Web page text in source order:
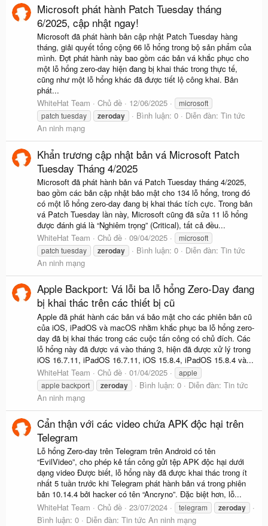
Microsoft phát hành Patch Tuesday tháng
6/2025, cập nhật ngay!
Microsoft đã phát hành bản cập nhật Patch Tuesday hàng
tháng, giải quyết tổng cộng 66 lỗ hổng trong bộ sản phẩm của
mình. Đợt phát hành này bao gồm các bản vá khắc phục cho
một lỗ hổng zero-day hiện đang bị khai thác trong thực tế,
cũng như một lỗ hổng khác đã được tiết lộ công khai. Bản
phát...
WhiteHat Team
Chủ đề 12/06/2025
microsoft
patch tuesday
zeroday Bình luận: 0 Diễn đàn: Tin tức
An ninh mạng
Khẩn trương cập nhật bản vá Microsoft Patch
Tuesday Tháng 4/2025
Microsoft đã phát hành bản vá Patch Tuesday tháng 4/2025,
bao gồm các bản cập nhật bảo mật cho 134 lỗ hổng, trong đó
có một lỗ hổng zero-day đang bị khai thác tích cực. Trong bản
vá Patch Tuesday lần này, Microsoft cũng đã sửa 11 lỗ hổng
được đánh giá là “Nghiêm trọng” (Critical), tất cả đều...
WhiteHat Team
Chủ đề 09/04/2025
microsoft
patch tuesday
zeroday Bình luận: 0 Diễn đàn: Tin tức
An ninh mạng
Apple Backport: Vá lỗi ba lỗ hổng Zero-Day đang
bị khai thác trên các thiết bị cũ
Apple đã phát hành các bản vá bảo mật cho các phiên bản cũ
của iOS, iPadOS và macOS nhằm khắc phục ba lỗ hổng zero-
day đã bị khai thác trong các cuộc tấn công có chủ đích. Các
lỗ hổng này đã được vá vào tháng 3, hiện đã được xử lý trong
iOS 16.7.11, iPadOS 16.7.11, iOS 15.8.4, iPadOS 15.8.4 và...
WhiteHat Team
Chủ đề 01/04/2025
apple
apple backport
zeroday Bình luận: 0 Diễn đàn: Tin tức
An ninh mạng
Cẩn thận với các video chứa APK độc hại trên
Telegram
Lỗ hổng Zero-day trên Telegram trên Android có tên
“EvilVideo”, cho phép kẻ tấn công gửi tệp APK độc hại dưới
dạng video Được biết, lỗ hổng này đã được khai thác trong ít
nhất 5 tuần trước khi Telegram phát hành bản vá trong phiên
bản 10.14.4 bởi hacker có tên “Ancryno”. Đặc biệt hơn, lỗ...
WhiteHat Team
Chủ đề 23/07/2024 telegram zeroday
Bình luận: 0 Diễn đàn: Tin tức An ninh mạng